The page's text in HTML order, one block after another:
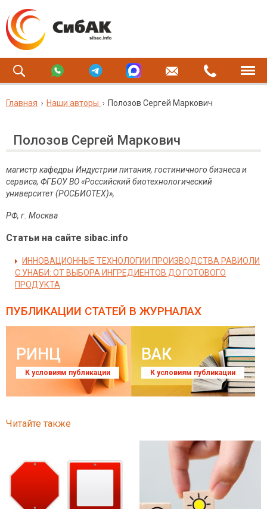
Главная Наши авторы Полозов Сергей Маркович
Полозов Сергей Маркович
магистр кафедры Индустрии питания, гостиничного бизнеса и
сервиса, ФГБОУ ВО «Российский биотехнологический
университет (РОСБИОТЕХ)»,
РФ, г. Москва
Статьи на сайте sibac.info
ИННОВАЦИОННЫЕ ТЕХНОЛОГИИ ПРОИЗВОДСТВА РАВИОЛИ
С УНАБИ: ОТ ВЫБОРА ИНГРЕДИЕНТОВ ДО ГОТОВОГО
ПРОДУКТА
ПУБЛИКАЦИИ СТАТЕЙ В ЖУРНАЛАХ
РИНЦ
К условиям публикации
ВАК
К условиям публикации
Читайте также